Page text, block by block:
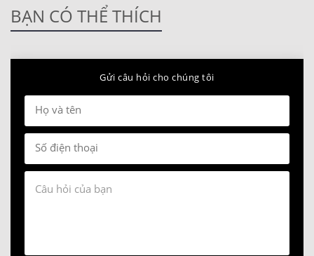
BẠN CÓ THỂ THÍCH
Gửi câu hỏi cho chúng tôi